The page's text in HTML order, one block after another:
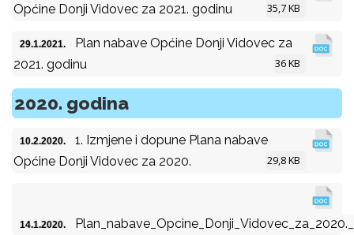
Općine Donji Vidovec za 2021. godinu
35,7 KB
29.1.2021.
Plan nabave Općine Donji Vidovec za
2021. godinu
36 KB
2020. godina
10.2.2020.
1. Izmjene i dopune Plana nabave
Općine Donji Vidovec za 2020.
29,8 KB
14.1.2020.